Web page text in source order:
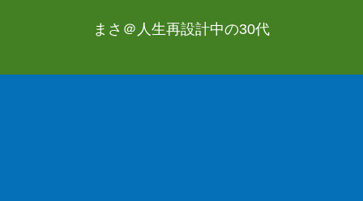
まさ＠人生再設計中の30代